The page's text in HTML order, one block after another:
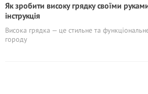
Як зробити високу грядку своїми
інструкція
Висока грядка — це стильне та
городу